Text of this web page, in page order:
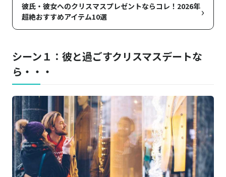
彼氏・彼女へのクリスマスプレゼントならコレ！2026年
超絶おすすめアイテム10選
›
シーン１：彼と過ごすクリスマスデートな
ら・・・